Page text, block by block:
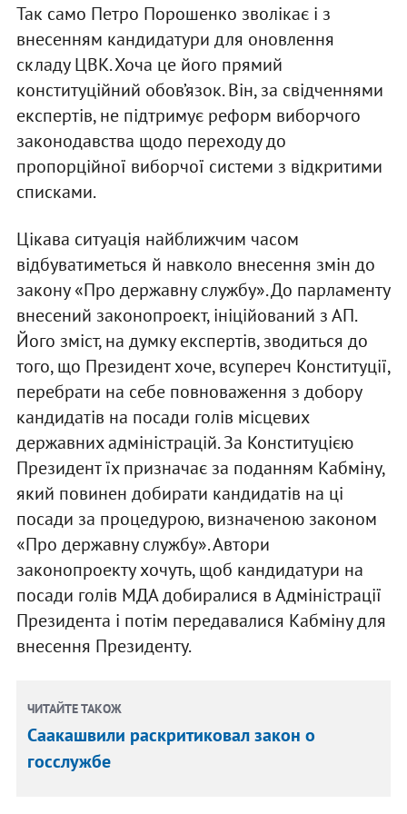
Так само Петро Порошенко зволікає і з
внесенням кандидатури для оновлення
складу ЦВК. Хоча це його прямий
конституційний обов’язок. Він, за свідченнями
експертів, не підтримує реформ виборчого
законодавства щодо переходу до
пропорційної виборчої системи з відкритими
списками.
Цікава ситуація найближчим часом
відбуватиметься й навколо внесення змін до
закону «Про державну службу». До парламенту
внесений законопроект, ініційований з АП.
Його зміст, на думку експертів, зводиться до
того, що Президент хоче, всупереч Конституції,
перебрати на себе повноваження з добору
кандидатів на посади голів місцевих
державних адміністрацій. За Конституцією
Президент їх призначає за поданням Кабміну,
який повинен добирати кандидатів на ці
посади за процедурою, визначеною законом
«Про державну службу». Автори
законопроекту хочуть, щоб кандидатури на
посади голів МДА добиралися в Адміністрації
Президента і потім передавалися Кабміну для
внесення Президенту.
ЧИТАЙТЕ ТАКОЖ
Саакашвили раскритиковал закон о
госслужбе